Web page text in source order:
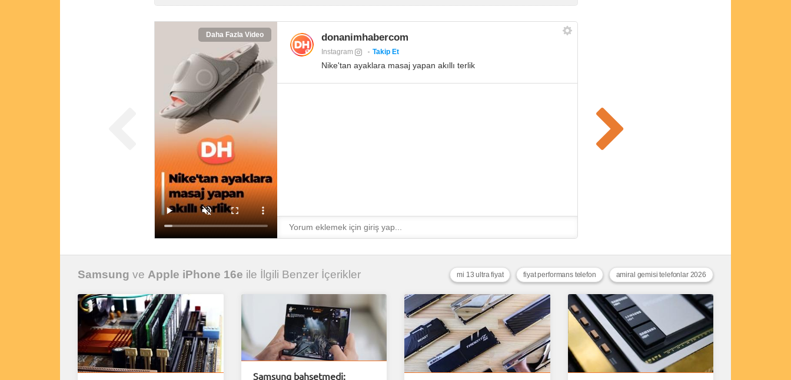
Daha Fazla Video donanimhabercom
Instagram Takip Et
Nike'tan ayaklara masaj yapan akıllı terlik
Samsung ve Apple iPhone 16e ile İlgili Benzer İçerikler amiral gemisi telefonlar 2026
fiyat performans telefon
mi 13 ultra fiyat
Samsung bahsetmedi: